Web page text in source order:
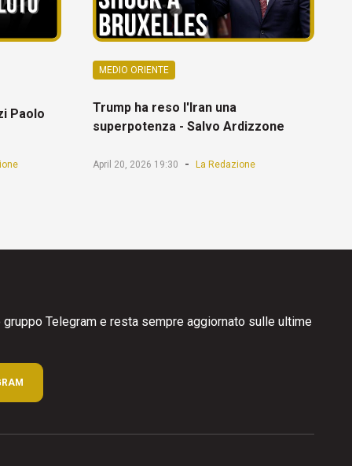
Paolo
MEDIO ORIENTE
Trump ha reso l'Iran una
superpotenza - Salvo Ardizzone
April 20, 2026 19:30 - La Redazione
Telegram e resta sempre aggiornato sulle ultime